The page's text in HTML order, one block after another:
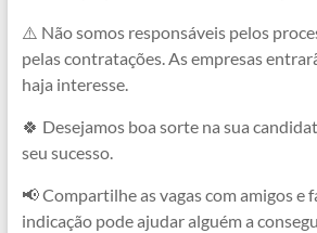
⚠️ Não somos responsáveis pelos
pelas contratações. As empresas
haja interesse.
🍀 Desejamos boa sorte na sua
seu sucesso.
📢 Compartilhe as vagas com amigos e
indicação pode ajudar alguém a